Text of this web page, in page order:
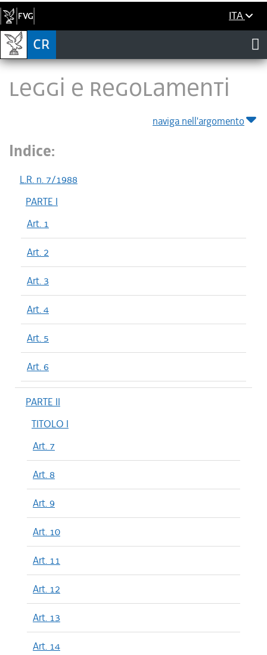
ITA
LEGGI E REGOLAMENTI
naviga nell'argomento
Indice:
L.R. n. 7/1988
PARTE I
Art. 1
Art. 2
Art. 3
Art. 4
Art. 5
Art. 6
PARTE II
TITOLO I
Art. 7
Art. 8
Art. 9
Art. 10
Art. 11
Art. 12
Art. 13
Art. 14